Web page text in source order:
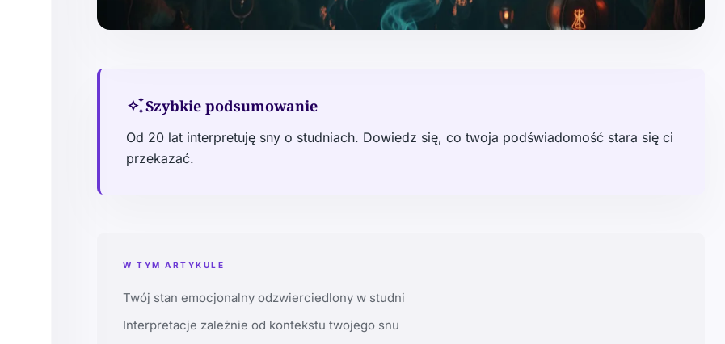
auto_awesomeSzybkie podsumowanie
Od 20 lat interpretuję sny o studniach. Dowiedz się, co twoja podświadomość stara się ci
przekazać.
W TYM ARTYKULE
Twój stan emocjonalny odzwierciedlony w studni
Interpretacje zależnie od kontekstu twojego snu